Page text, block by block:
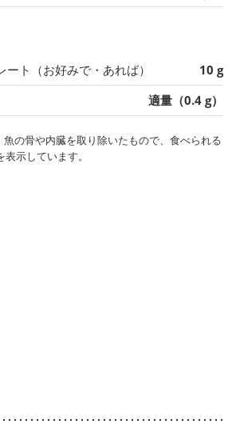
ート（お好みで・あれば）
10 g
適量（0.4 g）
の骨や内臓を取り除いたもので、食べられる
示しています。